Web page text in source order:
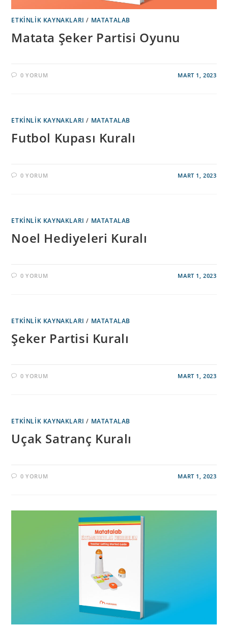
ETKINLIK KAYNAKLARI / MATATALAB
Matata Şeker Partisi Oyunu
0 YORUM MART 1, 2023
ETKINLIK KAYNAKLARI / MATATALAB
Futbol Kupası Kuralı
0 YORUM MART 1, 2023
ETKINLIK KAYNAKLARI / MATATALAB
Noel Hediyeleri Kuralı
0 YORUM MART 1, 2023
ETKINLIK KAYNAKLARI / MATATALAB
Şeker Partisi Kuralı
0 YORUM MART 1, 2023
ETKINLIK KAYNAKLARI / MATATALAB
Uçak Satranç Kuralı
0 YORUM MART 1, 2023